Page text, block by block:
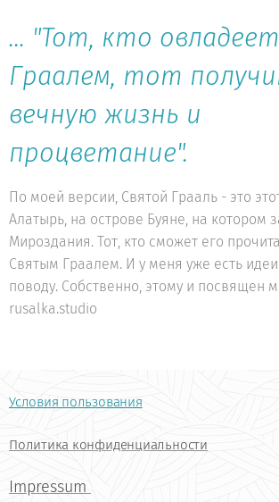
... "Тот, кто
Граалем, тот
вечную жизнь и
процветание".
По моей версии, Святой Грааль - это
Алатырь, на острове Буяне, на котором
Мироздания. Тот, кто сможет его
Святым Граалем. И у меня уже есть
поводу. Собственно, этому и посвящен
rusalka.studio
Условия пользования
Политика конфиденциальности
Impressum